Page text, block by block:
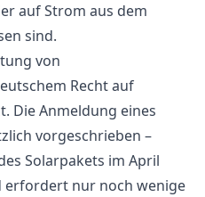
auf Strom aus dem
sind.
von
Recht auf
Die Anmeldung eines
vorgeschrieben –
Solarpakets im April
erfordert nur noch wenige